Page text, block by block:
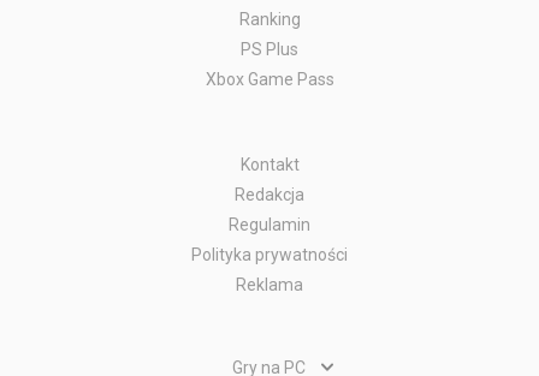
Ranking
PS Plus
Xbox Game Pass
Kontakt
Redakcja
Regulamin
Polityka prywatności
Reklama
Gry na PC